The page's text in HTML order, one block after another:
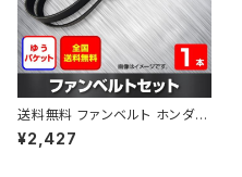
送料無料 ファンベルト ホンダ ラ
イフ 型式JB6 H15.09～H20.1
1 （国内トップメーカー） 1本 HA
¥2,427